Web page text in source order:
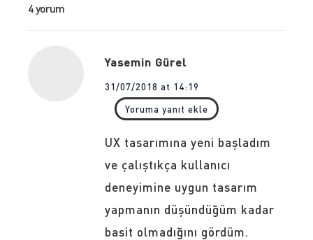
4 yorum
Yasemin Gürel
31/07/2018 at 14:19
Yoruma yanıt ekle
UX tasarımına yeni başladım
ve çalıştıkça kullanıcı
deneyimine uygun tasarım
yapmanın düşündüğüm kadar
basit olmadığını gördüm.